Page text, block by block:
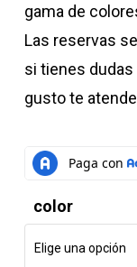
gama de
Las reservas
si tienes
gusto te
color
Elige una opción